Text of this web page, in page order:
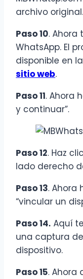
archivo original.
Paso 10. Ahora
WhatsApp. El
disponible en
sitio web.
Paso 11. Ahora
y continuar”.
Paso 12. Haz
lado derecho
Paso 13. Ahora
“vincular un
Paso 14. Aquí
una captura
dispositivo.
Paso 15. Ahora